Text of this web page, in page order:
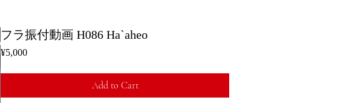
フラ振付動画 H086 Ha`aheo
¥5,000Price
Add to Cart